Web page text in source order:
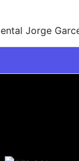
Jorge